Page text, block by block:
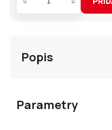
Popis
Parametry